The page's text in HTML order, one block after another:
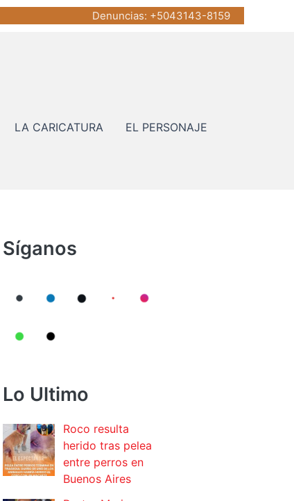
Denuncias: +5043143-8159
LA CARICATURA EL PERSONAJE
Síganos
Lo Ultimo
Roco resulta
herido tras pelea
entre perros en
Buenos Aires